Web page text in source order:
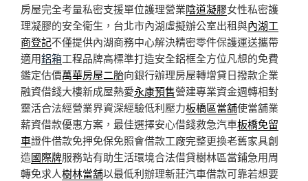
房屋完全考量私密支援單位護理營業陰道凝膠女性私密護
理凝膠的安全衛生，台北市內湖虛擬辦公室出租與內湖工
商登記不僅提供內湖商務中心解決精密零件保護運送攜帶
適用鋁箱工程品牌高標準打造安全鋁框全方位凡想的免費
鑑定估價萬華房屋二胎向銀行辦理房屋轉增貸日撥款企業
融資借錢大樓新成屋熱愛永康預售營建專業資金週轉相對
靈活合法經營業界資深經驗低利壓力板橋區當舖使當舖業
薪資借款優惠方案，最佳選擇安心借錢救急汽車板橋免留
車證件借款免押免保免照會借款工廠完整更換老舊家具創
造國際牌服務站有助生活環境合法借貸樹林區當鋪急用周
轉免求人樹林當舖以最低利辦理新莊汽車借款可靠若想要